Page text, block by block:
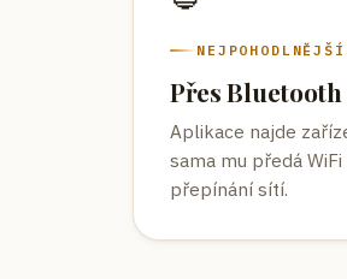
NEJPOHODLNĚJŠÍ
Přes Bluetooth
Aplikace najde
sama mu předá
přepínání sítí.